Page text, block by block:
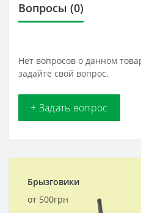
Вопросы (0)
Нет вопросов о данном
задайте свой вопрос.
+ Задать вопрос
Брызговики
от 500грн